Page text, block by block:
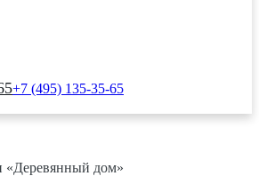
+7 (495) 135-35-65
«Деревянный дом»